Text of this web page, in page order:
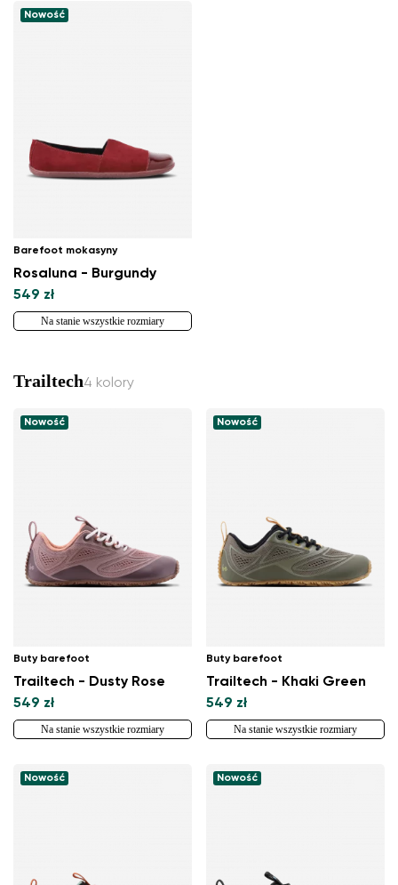
Nowość
Barefoot mokasyny
Rosaluna - Burgundy
549 zł
Na stanie wszystkie rozmiary
Trailtech4 kolory
Nowość
Buty barefoot
Trailtech - Dusty Rose
549 zł
Na stanie wszystkie rozmiary
Nowość
Buty barefoot
Trailtech - Khaki Green
549 zł
Na stanie wszystkie rozmiary
Nowość Nowość